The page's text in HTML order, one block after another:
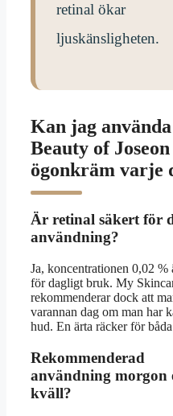
retinal ökar
ljuskänsligheten.
Kan jag använda
Beauty of Joseon
ögonkräm varje
Är retinal säkert för
användning?
Ja, koncentrationen 0,02 %
för dagligt bruk. My
rekommenderar dock att
varannan dag om man har
hud. En ärta räcker för
Rekommenderad
användning morgon
kväll?